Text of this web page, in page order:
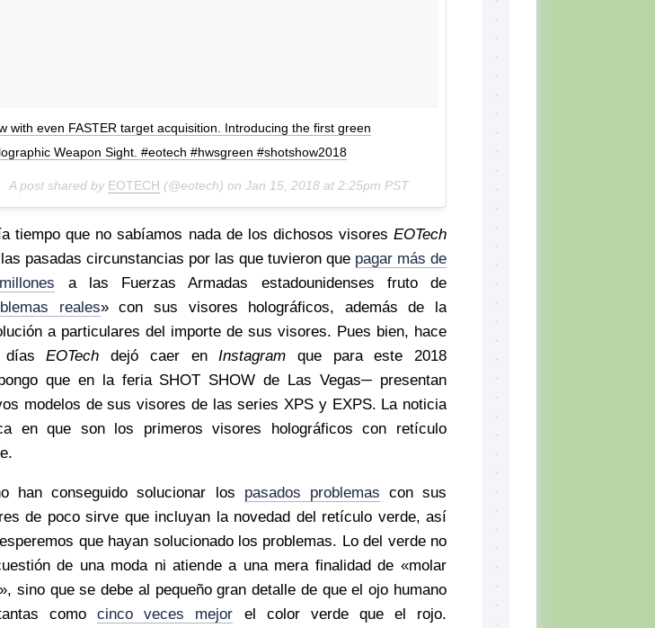
with even FASTER target acquisition. Introducing the first green
Weapon Sight. #eotech #hwsgreen #shotshow2018
A post shared by EOTECH (@eotech) on Jan 15, 2018 at 2:25pm PST
tiempo que no sabíamos nada de los dichosos visores EOTech
pasadas circunstancias por las que tuvieron que pagar más de
a las Fuerzas Armadas estadounidenses fruto de
reales» con sus visores holográficos, además de la
a particulares del importe de sus visores. Pues bien, hace
díasEOTech dejó caer enInstagram que para este 2018
que en la feria SHOT SHOW de Las Vegas─ presentan
modelos de sus visores de las series XPS y EXPS. La noticia
en que son los primeros visores holográficos con retículo
han conseguido solucionar los pasados problemas con sus
de poco sirve que incluyan la novedad del retículo verde, así
que hayan solucionado los problemas. Lo del verde no
de una moda ni atiende a una mera finalidad de «molar
sino que se debe al pequeño gran detalle de que el ojo humano
comocinco veces mejor el color verde que el rojo.